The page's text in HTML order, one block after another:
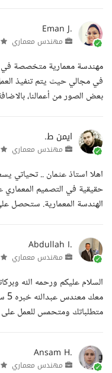
Eman J.
مهندس معماري
في مجالي حيث يتم تنفيذ
بعض الصور من أعمالنا،
ايمن ط.
مهندس معماري
اهلا استاذ عثمان .. تحياتي
حقيقية في التصميم
الهندسة المعمارية. ستحصل
Abdullah I.
مهندس معماري
السلام عليكم ورحمه الله
متطلباتك ومتحمس للعمل على
Ansam H.
مهندس معماري